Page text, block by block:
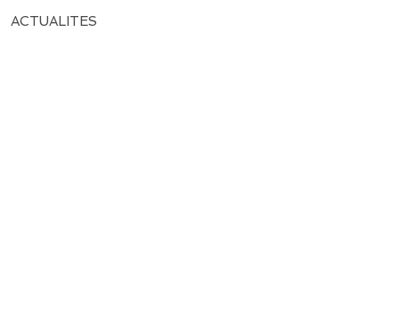
ACTUALITES